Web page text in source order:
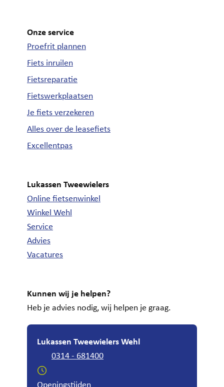
Onze service
Proefrit plannen
Fiets inruilen
Fietsreparatie
Fietswerkplaatsen
Je fiets verzekeren
Alles over de leasefiets
Excellentpas
Lukassen Tweewielers
Online fietsenwinkel
Winkel Wehl
Service
Advies
Vacatures
Kunnen wij je helpen?
Heb je advies nodig, wij helpen je graag.
Lukassen Tweewielers Wehl
0314 - 681400
Openingstijden